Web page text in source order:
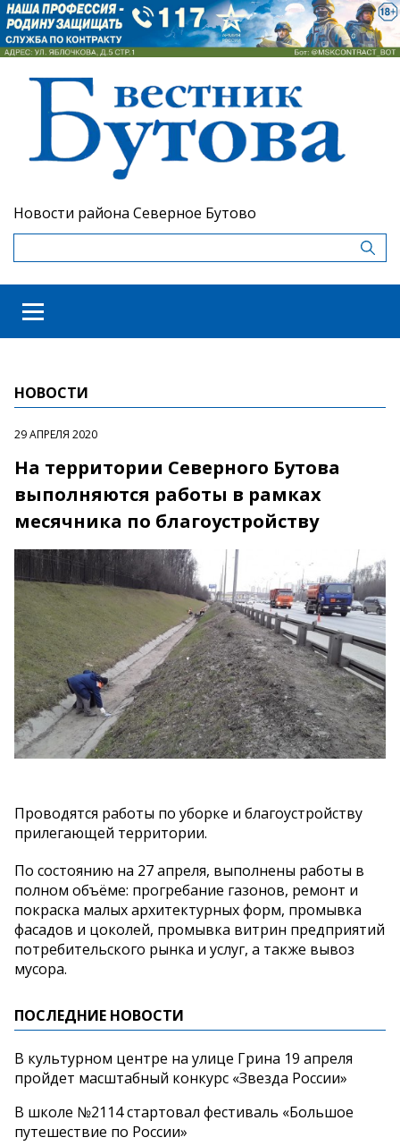
Новости района Северное Бутово
НОВОСТИ
29 АПРЕЛЯ 2020
На территории Северного Бутова
выполняются работы в рамках
месячника по благоустройству
Проводятся работы по уборке и благоустройству
прилегающей территории.
По состоянию на 27 апреля, выполнены работы в
полном объёме: прогребание газонов, ремонт и
покраска малых архитектурных форм, промывка
фасадов и цоколей, промывка витрин предприятий
потребительского рынка и услуг, а также вывоз
мусора.
ПОСЛЕДНИЕ НОВОСТИ
В культурном центре на улице Грина 19 апреля
пройдет масштабный конкурс «Звезда России»
В школе №2114 стартовал фестиваль «Большое
путешествие по России»